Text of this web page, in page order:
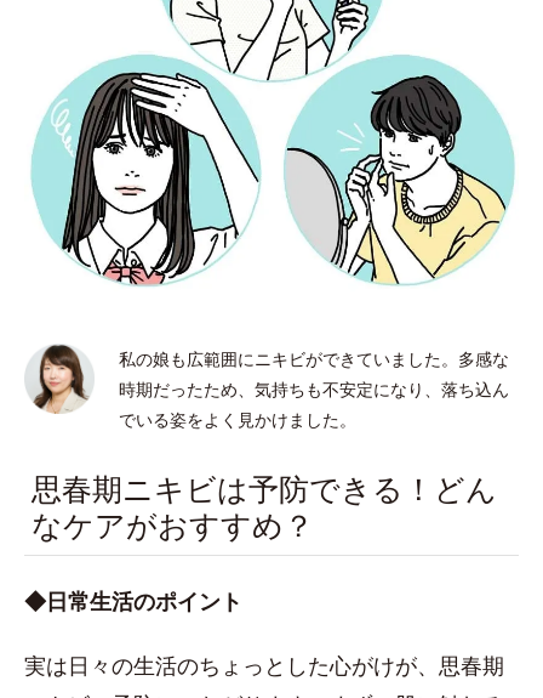
私の娘も広範囲にニキビができていました。多感な
時期だったため、気持ちも不安定になり、落ち込ん
でいる姿をよく見かけました。
思春期ニキビは予防できる！どん
なケアがおすすめ？
◆日常生活のポイント
実は日々の生活のちょっとした心がけが、思春期